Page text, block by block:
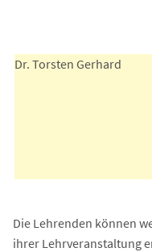
Dr. Torsten Gerhard
Die Lehrenden können
ihrer Lehrveranstaltung